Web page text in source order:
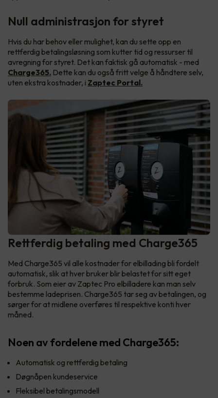
Null administrasjon for styret
Hvis du har behov eller mulighet, kan du sette opp en
rettferdig betalingsløsning som kutter tid og ressurser til
avregning for styret. Det kan faktisk gå automatisk - med
Charge365. Dette kan du også fritt velge å håndtere selv,
uten ekstra kostnader, i Zaptec Portal.
Rettferdig betaling med Charge365
Med Charge365 vil alle kostnader for elbillading bli fordelt
automatisk, slik at hver bruker blir belastet for sitt eget
forbruk. Som eier av Zaptec Pro elbilladere kan man selv
bestemme ladeprisen. Charge365 tar seg av betalingen, og
sørger for at midlene overføres til respektive konti hver
måned.
Noen av fordelene med Charge365:
Automatisk og rettferdig betaling
Døgnåpen kundeservice
Fleksibel betalingsmodell